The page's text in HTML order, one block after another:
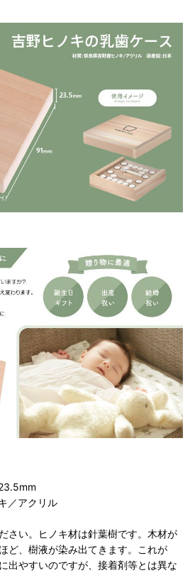
／アクリル
さい。ヒノキ材は針葉樹です。木材が
ど、樹液が染み出てきます。これが
出やすいのですが、接着剤等とは異な